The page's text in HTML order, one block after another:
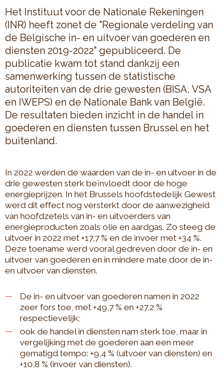
Het Instituut voor de Nationale Rekeningen
(INR) heeft zonet de "Regionale verdeling van
de Belgische in- en uitvoer van goederen en
diensten 2019-2022" gepubliceerd. De
publicatie kwam tot stand dankzij een
samenwerking tussen de statistische
autoriteiten van de drie gewesten (BISA, VSA
en IWEPS) en de Nationale Bank van België.
De resultaten bieden inzicht in de handel in
goederen en diensten tussen Brussel en het
buitenland.
In 2022 werden de waarden van de in- en uitvoer in de
drie gewesten sterk beïnvloedt door de hoge
energieprijzen. In het Brussels hoofdstedelijk Gewest
werd dit effect nog versterkt door de aanwezigheid
van hoofdzetels van in- en uitvoerders van
energieproducten zoals olie en aardgas. Zo steeg de
uitvoer in 2022 met +17,7 % en de invoer met +34 %.
Deze toename werd vooral gedreven door de in- en
uitvoer van goederen en in mindere mate door de in-
en uitvoer van diensten.
De in- en uitvoer van goederen namen in 2022
zeer fors toe, met +49,7 % en +27,2 %
respectievelijk;
ook de handel in diensten nam sterk toe, maar in
vergelijking met de goederen aan een meer
gematigd tempo: +9,4 % (uitvoer van diensten) en
+10,8 % (invoer van diensten).